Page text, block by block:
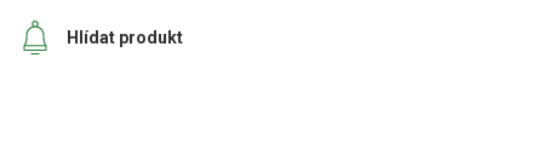
Hlídat produkt